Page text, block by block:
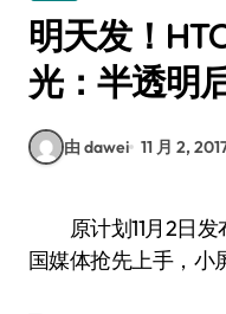
明天发！
光：半透明
由 dawei 11 月 2,
原计划11月2日发布的HTC U系列新机已经被德
国媒体抢先上手，小